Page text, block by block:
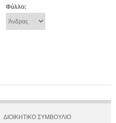
Φύλλο:
ΔΙΟΙΚΗΤΙΚΟ ΣΥΜΒΟΥΛΙΟ